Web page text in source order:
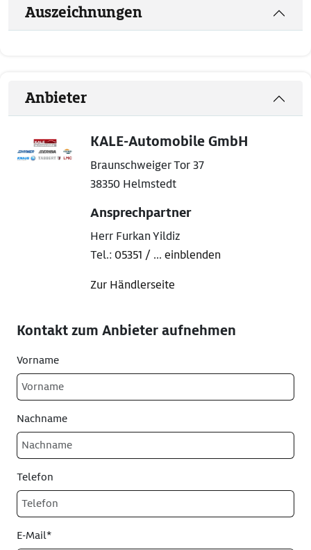
Auszeichnungen
Anbieter
KALE-Automobile GmbH
Braunschweiger Tor 37
38350 Helmstedt
Ansprechpartner
Herr Furkan Yildiz
Tel.: 05351 / ... einblenden
Zur Händlerseite
Kontakt zum Anbieter aufnehmen
Vorname
Nachname
Telefon
E-Mail*